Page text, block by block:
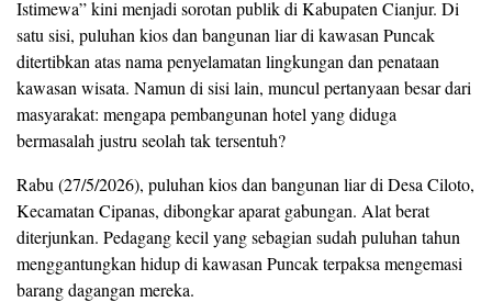
Istimewa” kini menjadi sorotan publik di Kabupaten Cianjur. Di
satu sisi, puluhan kios dan bangunan liar di kawasan Puncak
ditertibkan atas nama penyelamatan lingkungan dan penataan
kawasan wisata. Namun di sisi lain, muncul pertanyaan besar dari
masyarakat: mengapa pembangunan hotel yang diduga
bermasalah justru seolah tak tersentuh?
Rabu (27/5/2026), puluhan kios dan bangunan liar di Desa Ciloto,
Kecamatan Cipanas, dibongkar aparat gabungan. Alat berat
diterjunkan. Pedagang kecil yang sebagian sudah puluhan tahun
menggantungkan hidup di kawasan Puncak terpaksa mengemasi
barang dagangan mereka.